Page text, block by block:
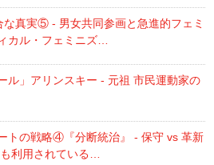
な真実⑤ - 男女共同参画と急進的フェミ
カル・フェミニズ…
ル」アリンスキー - 元祖 市民運動家の
トの戦略④『分断統治』 - 保守 vs 革新
も利用されている…